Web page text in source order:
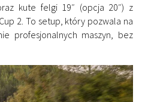
kute felgi 19″ (opcja 20″) z
2. To setup, który pozwala na
profesjonalnych maszyn, bez